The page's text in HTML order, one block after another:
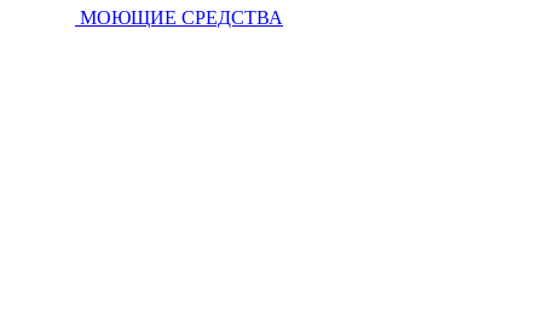
МОЮЩИЕ СРЕДСТВА